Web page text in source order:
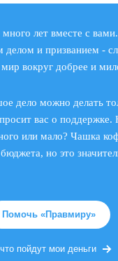
лет вместе с
делом и призванием -
вокруг добрее и
дело можно делать
вас о поддержке.
или мало? Чашка
но это
Помочь «Правмиру»
пойдут мои деньги